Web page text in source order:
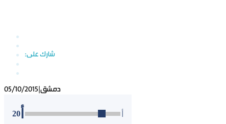
05/10/2015 دمشق
20